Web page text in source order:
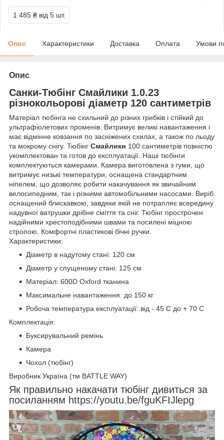
1 485 ₴ від 5 шт.
Опис Характеристики Доставка Оплата Умови
Опис
Санки-Тюбінг Смайлики 1.0.23
різнокольорові діаметр 120 сантиметрів
Матеріал тюбінга не схильний до різних грибків і стійкий до
ультрафіолетових променів. Витримує великі навантаження і
має відмінне ковзання по засніжених схилах, а також по льоду
та мокрому снігу. Тюбінг Смайлики 100 сантиметрів повністю
укомплектован та готов до експлуатації. Наші тюбінги
комплектуються камерами. Камера виготовлена з гуми, що
витримує низькі температури, оснащена стандартним
ніпелем, що дозволяє робити накачування як звичайним
велосипедним, так і різними автомобільними насосами. Виріб
оснащений блискавкою, завдяки якій не потрапляє всередину
надувної ватрушки дрібне сміття та сніг. Тюбінг прострочен
надійними хрестоподібними швами та посилені міцною
стропою. Комфортні пластикові бічні ручки.
Характеристики:
Діаметр в надутому стані: 120 см
Діаметр у спущеному стані: 125 см
Матеріал: 600D Oxford тканина
Максимальне навантаження: до 150 кг
Робоча температура експлуатації: від - 45 С до + 70 С
Комплектація:
Буксирувальний ремінь
Камера
Чохол (тюбінг)
Виробник Україна (тм BATTLE WAY)
Як правильно накачати тюбінг дивиться за
посиланням https://youtu.be/fguKFIJlepg